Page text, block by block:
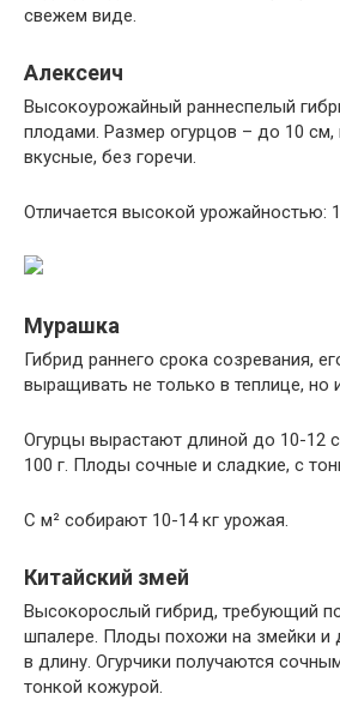
свежем виде.
Алексеич
Высокоурожайный раннеспелый
плодами. Размер огурцов – до 10
вкусные, без горечи.
Отличается высокой урожайностью:
Мурашка
Гибрид раннего срока созревания,
выращивать не только в теплице, но
Огурцы вырастают длиной до 10-12
100 г. Плоды сочные и сладкие, с
С м² собирают 10-14 кг урожая.
Китайский змей
Высокорослый гибрид, требующий
шпалере. Плоды похожи на змейки и
в длину. Огурчики получаются
тонкой кожурой.